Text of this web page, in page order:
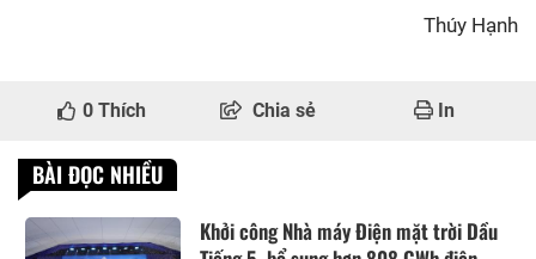
Thúy Hạnh
0 Thích Chia sẻ In
BÀI ĐỌC NHIỀU
Khởi công Nhà máy Điện mặt trời Dầu